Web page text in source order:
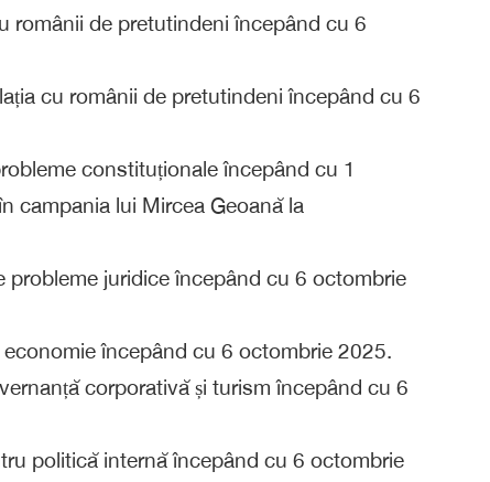
românii de pretutindeni începând cu 6
cu românii de pretutindeni începând cu 6
constituționale începând cu 1
campania lui Mircea Geoană la
probleme juridice începând cu 6 octombrie
începând cu 6 octombrie 2025.
corporativă și turism începând cu 6
politică internă începând cu 6 octombrie